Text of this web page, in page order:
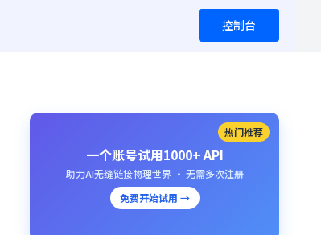
控制台
热门推荐
一个账号试用1000+ API
助力AI无缝链接物理世界 · 无需多次注册
免费开始试用 →